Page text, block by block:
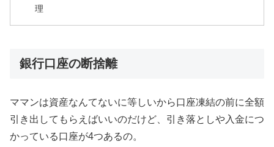
理
銀行口座の断捨離
ママンは資産なんてないに等しいから口座凍結の前に全額
引き出してもらえばいいのだけど、引き落としや入金につ
かっている口座が4つあるの。